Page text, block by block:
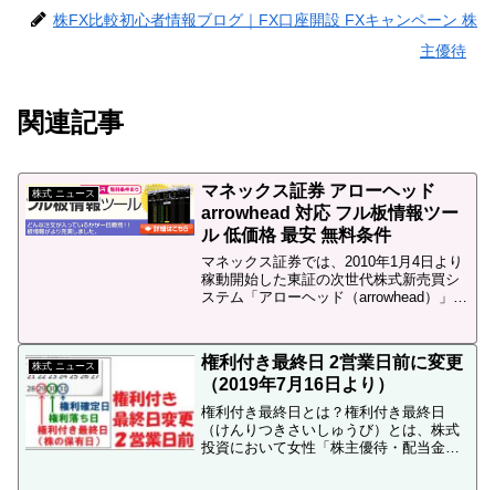
定能力 比較 まとめFX...
株FX比較初心者情報ブログ｜FX口座開設 FXキャンペーン 株
主優待
関連記事
株式 ニュース
マネックス証券 アローヘッド
arrowhead 対応 フル板情報ツー
ル 低価格 最安 無料条件
マネックス証券では、2010年1月4日より
稼動開始した東証の次世代株式新売買シ
ステム「アローヘッド（arrowhead）」に
ツール」の利用料は315円（税込）と安価
なう...
株式 ニュース
権利付き最終日 2営業日前に変更
（2019年7月16日より）
権利付き最終日とは？権利付き最終日
（けんりつきさいしゅうび）とは、株式
投資において女性「株主優待・配当金・